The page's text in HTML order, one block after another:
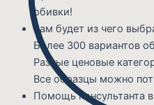
обивки!
Вам будет из чего
Более 300 вариантов
Разные ценовые
Все образцы можно
Помощь консультанта